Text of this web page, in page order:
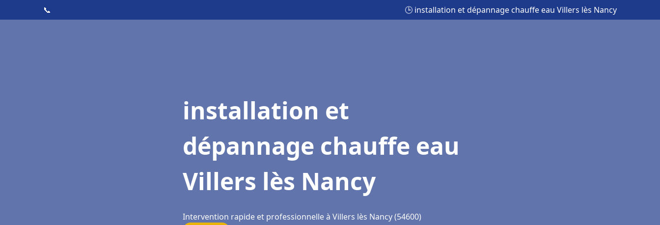
📞 🕒 installation et dépannage chauffe eau Villers lès Nancy
installation et
dépannage chauffe eau
Villers lès Nancy
Intervention rapide et professionnelle à Villers lès Nancy (54600)